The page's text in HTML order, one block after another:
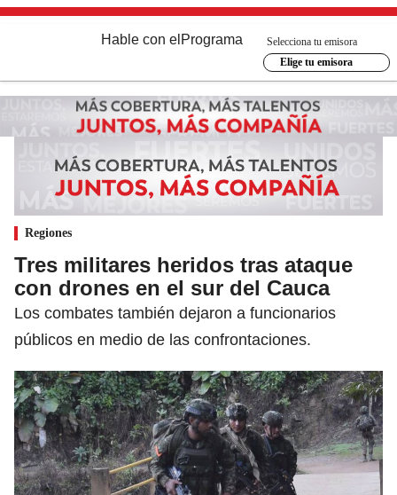
Hable con el Programa
Selecciona tu emisora
Elige tu emisora
Regiones
Tres militares heridos tras ataque
con drones en el sur del Cauca
Los combates también dejaron a funcionarios
públicos en medio de las confrontaciones.